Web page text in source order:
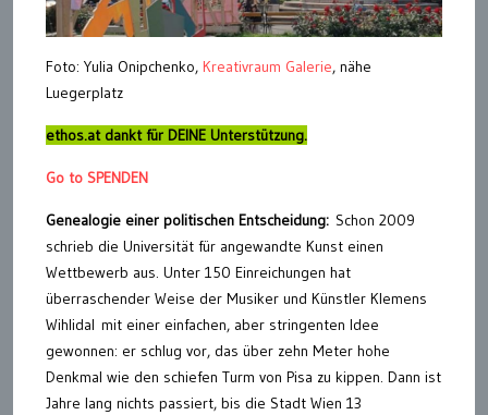
Foto: Yulia Onipchenko, Kreativraum Galerie, nähe
Luegerplatz
ethos.at dankt für DEINE Unterstützung.
Go to SPENDEN
Genealogie einer politischen Entscheidung: Schon 2009
schrieb die Universität für angewandte Kunst einen
Wettbewerb aus. Unter 150 Einreichungen hat
überraschender Weise der Musiker und Künstler Klemens
Wihlidal mit einer einfachen, aber stringenten Idee
gewonnen: er schlug vor, das über zehn Meter hohe
Denkmal wie den schiefen Turm von Pisa zu kippen. Dann ist
Jahre lang nichts passiert, bis die Stadt Wien 13